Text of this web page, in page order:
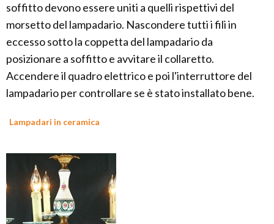
soffitto devono essere uniti a quelli rispettivi del
morsetto del lampadario. Nascondere tutti i fili in
eccesso sotto la coppetta del lampadario da
posizionare a soffitto e avvitare il collaretto.
Accendere il quadro elettrico e poi l'interruttore del
lampadario per controllare se è stato installato bene.
Lampadari in ceramica